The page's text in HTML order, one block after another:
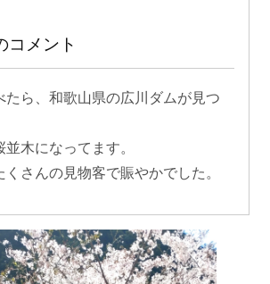
コメント
たら、和歌山県の広川ダムが見つ
木になってます。
さんの見物客で賑やかでした。